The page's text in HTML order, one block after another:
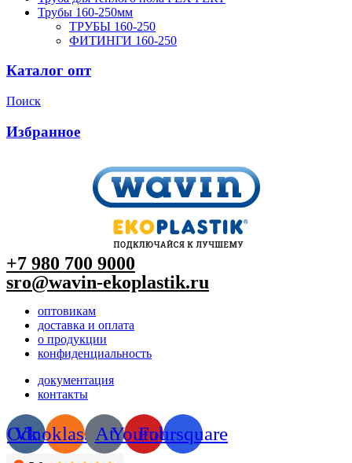
Трубы 160-250мм
ТРУБЫ 160-250
ФИТИНГИ 160-250
Каталог опт
Поиск
Избранное
+7 980 700 9000
sro@wavin-ekoplastik.ru
оптовикам
доставка и оплата
о продукции
конфиденциальность
документация
контакты
Vk
Odnoklassniki
AtYoutube
Foursquare